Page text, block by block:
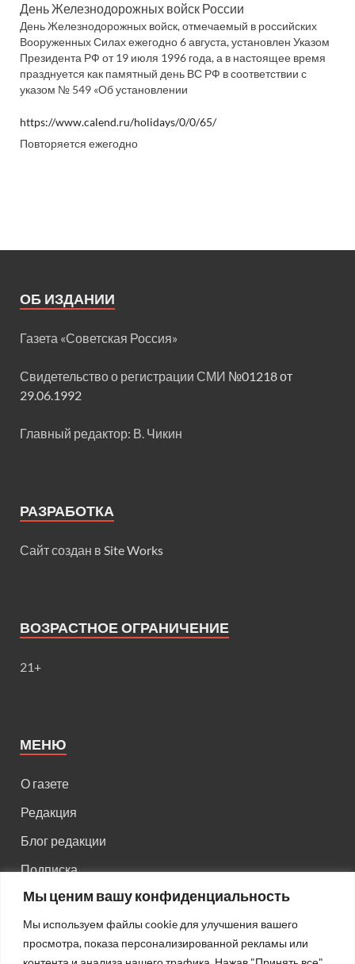
Мы ценим вашу конфиденциальность
Мы используем файлы cookie для улучшения вашего
просмотра, показа персонализированной рекламы или
День Железнодорожных войск России
День Железнодорожных войск, отмечаемый в российских
Вооруженных Силах ежегодно 6 августа, установлен Указом
Президента РФ от 19 июля 1996 года, а в настоящее время
празднуется как памятный день ВС РФ в соответствии с
указом № 549 «Об установлении
https://www.calend.ru/holidays/0/0/65/
Повторяется ежегодно
ОБ ИЗДАНИИ
Газета «Советская Россия»
Свидетельство о регистрации СМИ №01218 от
29.06.1992
Главный редактор: В. Чикин
РАЗРАБОТКА
Сайт создан в Site Works
ВОЗРАСТНОЕ ОГРАНИЧЕНИЕ
21+
МЕНЮ
О газете
Редакция
Блог редакции
Подписка
Правила поведения на сайте
Реклама
Старый сайт